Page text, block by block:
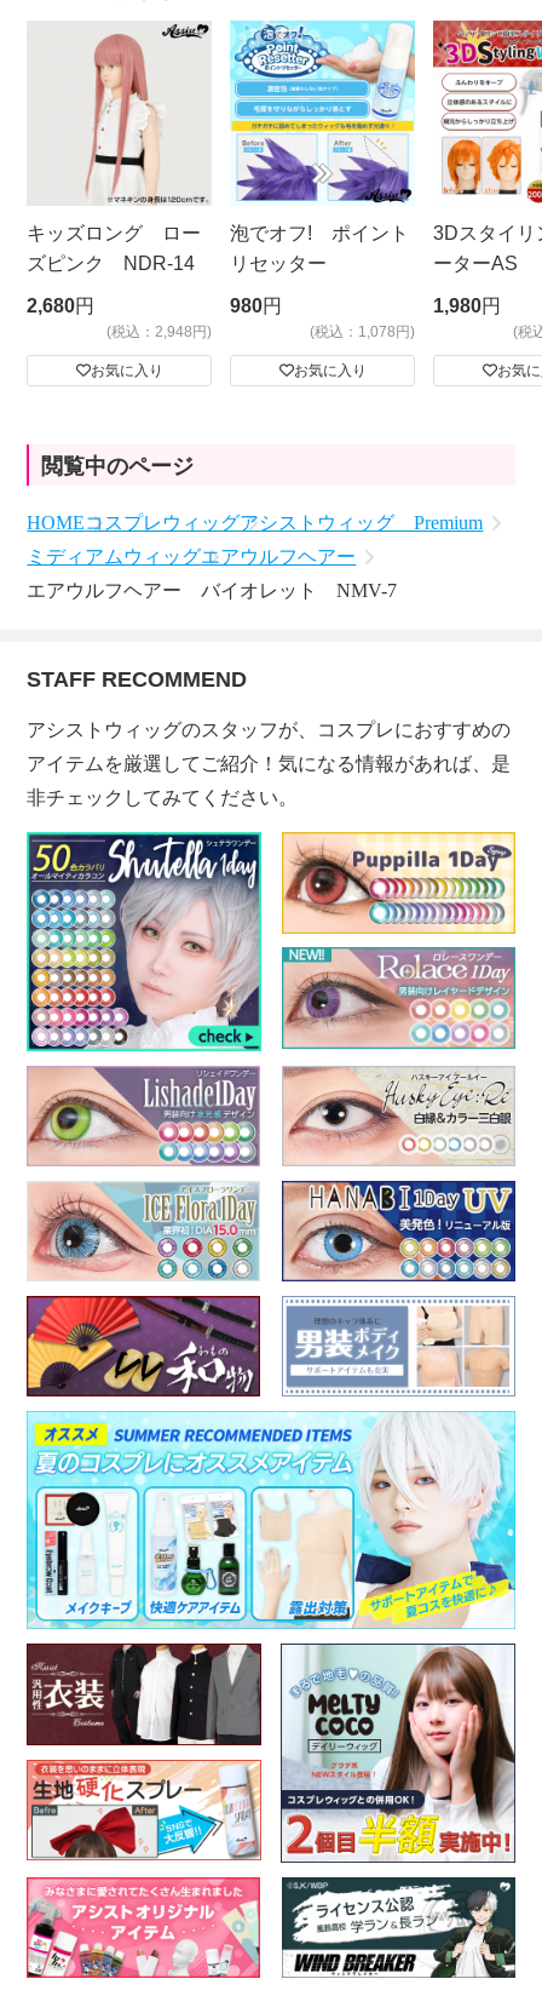
キッズロング ロー
ズピンク NDR-14
2,680円
(税込：2,948円)
お気に入り
泡でオフ! ポイント
リセッター
980円
(税込：1,078円)
お気に入り
3Dスタイリ
ーターAS
ビッグサイ
1,980円
(税
お気
閲覧中のページ
HOMEコスプレウィッグアシストウィッグ Premium
ミディアムウィッグエアウルフヘアー
エアウルフヘアー バイオレット NMV-7
STAFF RECOMMEND
アシストウィッグのスタッフが、コスプレにおすすめの
アイテムを厳選してご紹介！気になる情報があれば、是
非チェックしてみてください。